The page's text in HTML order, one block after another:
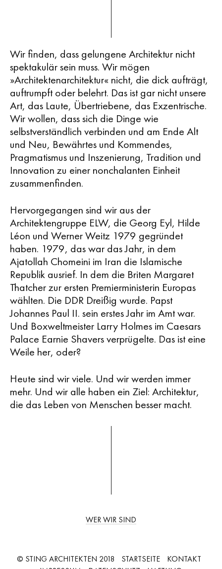
Wir finden, dass gelungene Architektur nicht
spektakulär sein muss. Wir mögen
»Architektenarchitektur« nicht, die dick aufträgt,
auftrumpft oder belehrt. Das ist gar nicht unsere
Art, das Laute, Übertriebene, das Exzentrische.
Wir wollen, dass sich die Dinge wie
selbstverständlich verbinden und am Ende Alt
und Neu, Bewährtes und Kommendes,
Pragmatismus und Inszenierung, Tradition und
Innovation zu einer nonchalanten Einheit
zusammenfinden.
Hervorgegangen sind wir aus der
Architektengruppe ELW, die Georg Eyl, Hilde
Léon und Werner Weitz 1979 gegründet
haben. 1979, das war das Jahr, in dem
Ajatollah Chomeini im Iran die Islamische
Republik ausrief. In dem die Briten Margaret
Thatcher zur ersten Premierministerin Europas
wählten. Die DDR Dreißig wurde. Papst
Johannes Paul II. sein erstes Jahr im Amt war.
Und Boxweltmeister Larry Holmes im Caesars
Palace Earnie Shavers verprügelte. Das ist eine
Weile her, oder?
Heute sind wir viele. Und wir werden immer
mehr. Und wir alle haben ein Ziel: Architektur,
die das Leben von Menschen besser macht.
WER WIR SIND
© STING ARCHITEKTEN 2018 STARTSEITE
KONTAKT